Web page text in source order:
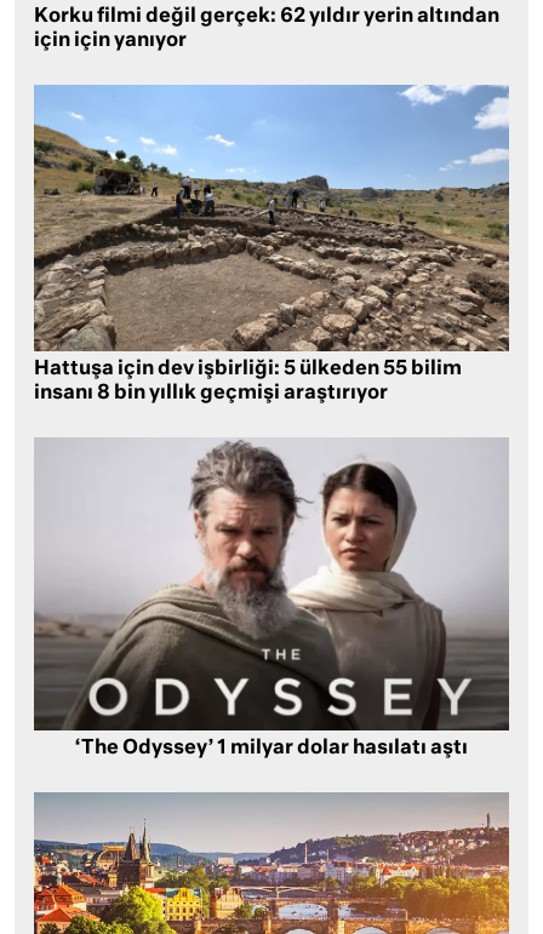
Korku filmi değil gerçek: 62 yıldır yerin altından
için için yanıyor
Hattuşa için dev işbirliği: 5 ülkeden 55 bilim
insanı 8 bin yıllık geçmişi araştırıyor
‘The Odyssey’ 1 milyar dolar hasılatı aştı